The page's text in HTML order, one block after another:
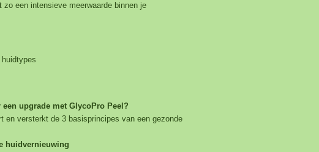
zo een intensieve meerwaarde binnen je
upgrade met GlycoPro Peel?
en versterkt de 3 basisprincipes van een gezonde
huidvernieuwing